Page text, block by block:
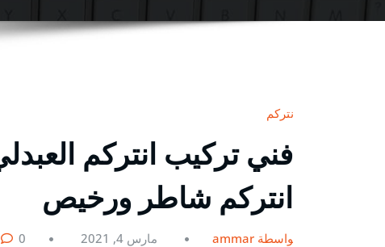
انتركم
انتركم شاطر ورخيص
بواسطة ammar مارس 4, 2021 0